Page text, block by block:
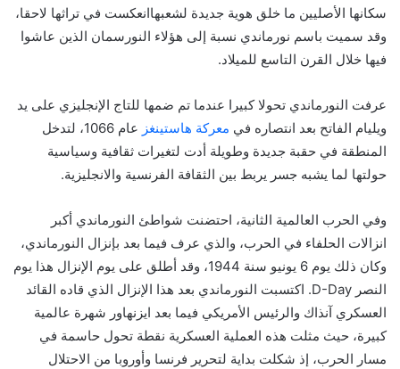
سكانها الأصليين ما خلق هوية جديدة لشعبهاانعكست في تراثها لاحقا،
وقد سميت باسم نورماندي نسبة إلى هؤلاء النورسمان الذين عاشوا
فيها خلال القرن التاسع للميلاد.
عرفت النورماندي تحولا كبيرا عندما تم ضمها للتاج الإنجليزي على يد
ويليام الفاتح بعد انتصاره في معركة هاستينغز
عام 1066، لتدخل
المنطقة في حقبة جديدة وطويلة أدت لتغيرات ثقافية وسياسية
حولتها لما يشبه جسر يربط بين الثقافة الفرنسية والانجليزية.
وفي الحرب العالمية الثانية، احتضنت شواطئ النورماندي أكبر
انزالات الحلفاء في الحرب، والذي عرف فيما بعد بإنزال النورماندي،
وكان ذلك يوم 6 يونيو سنة 1944، وقد أطلق على يوم الإنزال هذا يوم
النصر D-Day. اكتسبت النورماندي بعد هذا الإنزال الذي قاده القائد
العسكري آنذاك والرئيس الأمريكي فيما بعد ايزنهاور شهرة عالمية
كبيرة، حيث مثلت هذه العملية العسكرية نقطة تحول حاسمة في
مسار الحرب، إذ شكلت بداية لتحرير فرنسا وأوروبا من الاحتلال